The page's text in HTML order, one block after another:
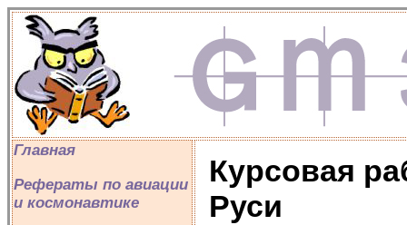
Главная
Рефераты по авиации
и космонавтике
Курсовая
Руси